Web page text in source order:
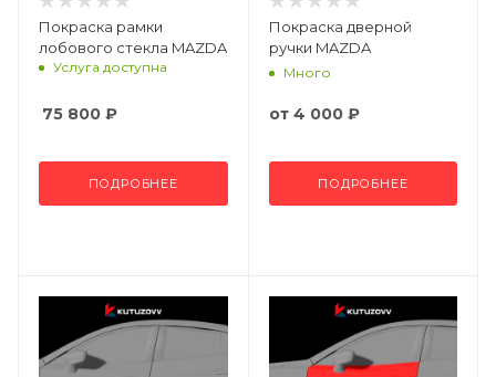
Покраска рамки
лобового стекла MAZDA
Услуга доступна
75 800 ₽
ПОДРОБНЕЕ
Покраска дверной
ручки MAZDA
Много
от 4 000 ₽
ПОДРОБНЕЕ